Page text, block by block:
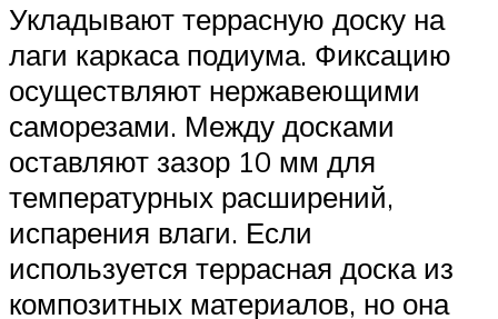
Укладывают террасную доску на
лаги каркаса подиума. Фиксацию
осуществляют нержавеющими
саморезами. Между досками
оставляют зазор 10 мм для
температурных расширений,
испарения влаги. Если
используется террасная доска из
композитных материалов, но она